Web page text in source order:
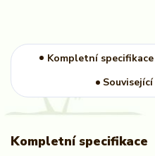
Kompletní specifikace
Kompletní specifikace